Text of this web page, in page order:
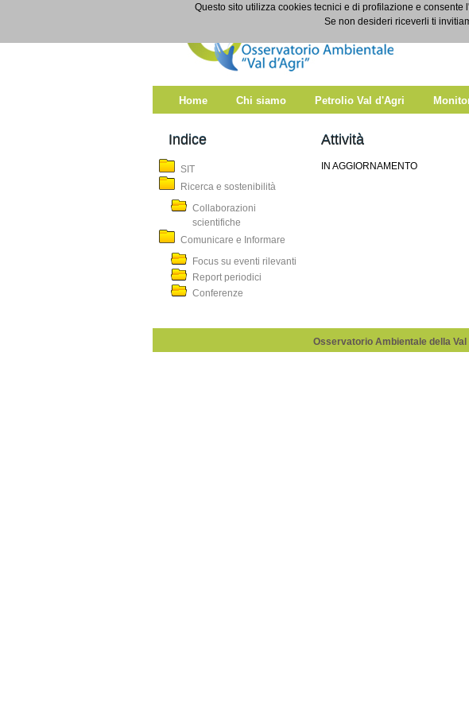
Attività
Home Chi siamo Petrolio Val d'Agri
Indice
SIT
Ricerca e sostenibilità
Collaborazioni
scientifiche
Comunicare e Informare
Focus su eventi rilevanti
Report periodici
Conferenze
Attività
IN AGGIORNAMENTO
Osservatorio Ambientale della Val
Questo sito utilizza cookies tecnici e di profilazione e
Se non desideri riceverli ti